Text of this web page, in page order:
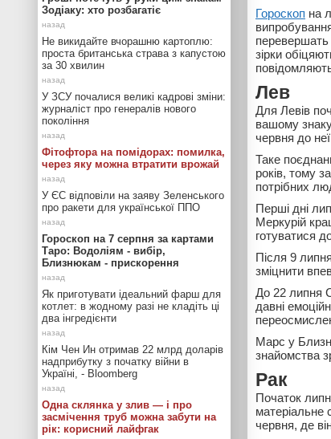
Гороскоп на
перевершать
зірки
Лев
Для Левів
вашому
червня до
Таке
років, тому
потрібних
Перші дні
Меркурій
готуватися
Після 9
зміцнити
До 22 липня
давні
Марс у
знайомства
Рак
Початок
матеріальне
червня, де
Зодіаку: хто розбагатіє
Не викидайте вчорашню картоплю:
проста британська страва з капустою
за 30 хвилин
У ЗСУ почалися великі кадрові зміни:
журналіст про генералів нового
покоління
Фітофтора на помідорах: помилка,
через яку можна втратити врожай
У ЄС відповіли на заяву Зеленського
про ракети для української ППО
Гороскоп на 7 серпня за картами
Таро: Водоліям - вибір,
Близнюкам - прискорення
Як приготувати ідеальний фарш для
котлет: в жодному разі не кладіть ці
два інгредієнти
Кім Чен Ин отримав 22 млрд доларів
надприбутку з початку війни в
Україні, - Bloomberg
Одна склянка у злив — і про
засмічення труб можна забути на
рік: корисний лайфгак